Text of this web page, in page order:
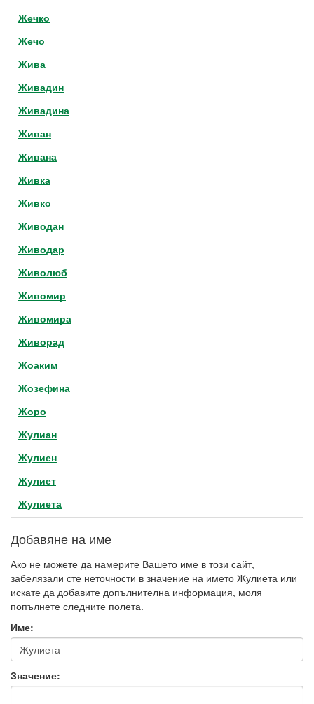
Жечко
Жечо
Жива
Живадин
Живадина
Живан
Живана
Живка
Живко
Живодан
Живодар
Живолюб
Живомир
Живомира
Живорад
Жоаким
Жозефина
Жоро
Жулиан
Жулиен
Жулиет
Жулиета
Добавяне на име
Ако не можете да намерите Вашето име в този сайт,
забелязали сте неточности в значение на името Жулиета или
искате да добавите допълнителна информация, моля
попълнете следните полета.
Име:
Значение: